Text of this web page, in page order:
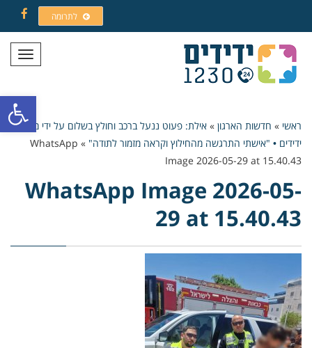
פתח
לתרומה
תפריט
ראשי » חדשות הארגון » אילת: פעוט ננעל ברכב וחולץ בשלום על ידי מתנדבי
ידידים • "אישתי התרגשה מהחילוץ וקראה מזמור לתודה" »
WhatsApp
Image 2026-05-29 at 15.40.43
WhatsApp Image 2026-05-
29 at 15.40.43